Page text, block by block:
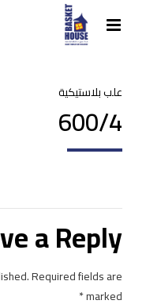
علب بلاستيكية
600/4
a Reply
Required fields are
marked *